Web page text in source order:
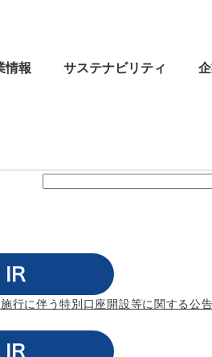
情報 サステナビリティ
行に伴う特別口座開設等に関する公告